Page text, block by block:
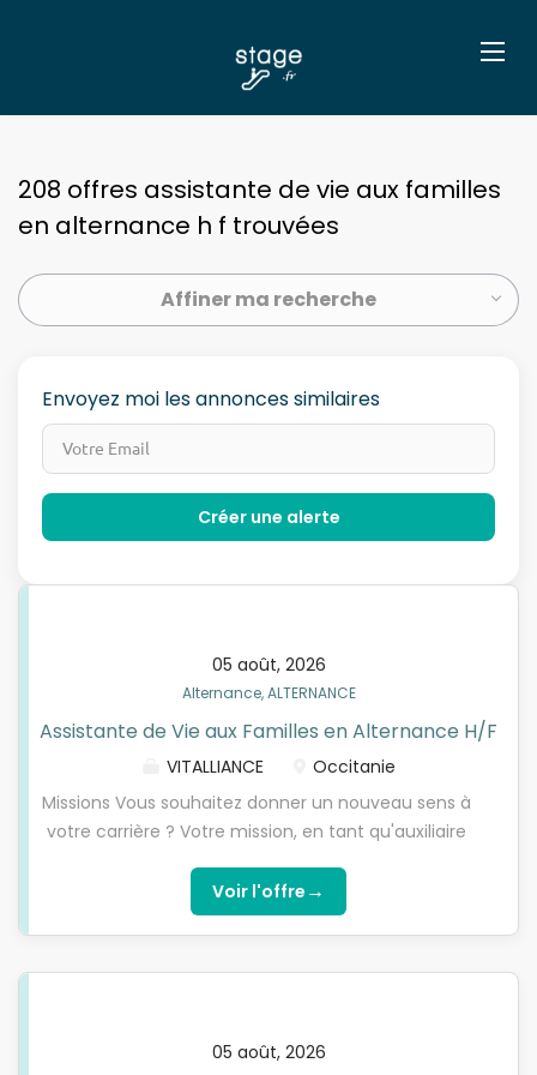
208 offres assistante de vie aux familles
en alternance h f trouvées
Affiner ma recherche
Envoyez moi les annonces similaires
05 août, 2026
Alternance, ALTERNANCE
Assistante de Vie aux Familles en Alternance H/F
VITALLIANCE
Occitanie
Missions Vous souhaitez donner un nouveau sens à
votre carrière ? Votre mission, en tant qu'auxiliaire
professionnalisation, vous êtes un véritable
partenaire de vie pour les personnes
amené(e) à en binôme : - Accompagner les
hygiène, mobilité, repas, courses, soutien moral -
Voir l'offre →
05 août, 2026